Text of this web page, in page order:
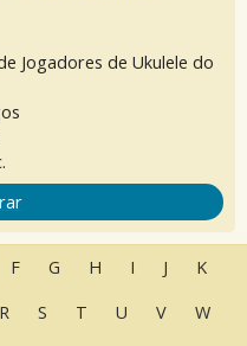
Jogadores de Ukulele do
F G H I J
K
R S T U V
W